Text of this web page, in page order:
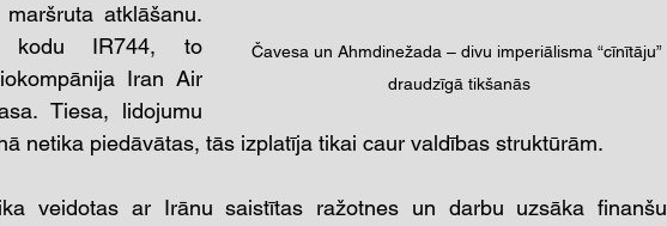
Čavesa un Ahmdinežada – divu imperiālisma “cīnītāju”
draudzīgā tikšanās
atklāšanu.
kodu IR744, to
Iran Air
Tiesa, lidojumu
netika piedāvātas, tās izplatīja tikai caur valdības struktūrām.
veidotas ar Irānu saistītas ražotnes un darbu uzsāka finanšu